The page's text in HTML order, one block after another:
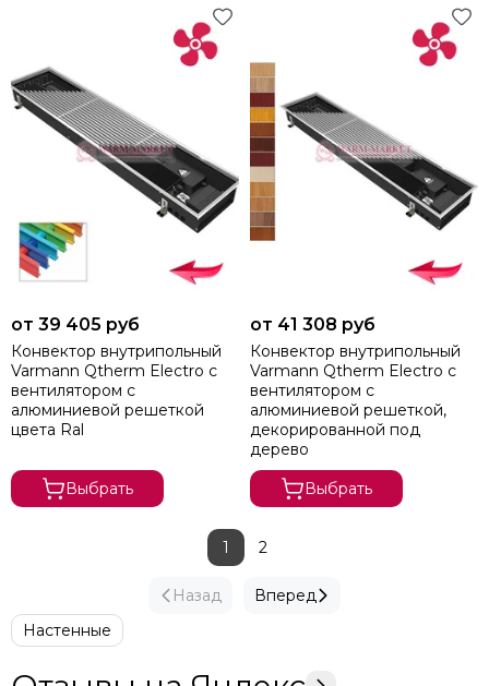
от 39 405 руб
Конвектор внутрипольный
Varmann Qtherm Electro с
вентилятором c
алюминиевой решеткой
цвета Ral
Выбрать
от 41 308 руб
Конвектор внутрипольный
Varmann Qtherm Electro с
вентилятором c
алюминиевой решеткой,
декорированной под
дерево
Выбрать
Назад
1 2
Вперед
Настенные